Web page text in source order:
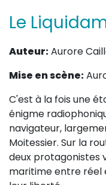
Sur le fond
(Portraits, actions,
Sur
(Documents,
Le
Auteur:Aurore
Mise en scène:
C'est à la fois une
énigme
navigateur,
Moitessier. Sur la
deux protagonistes
maritime entre réel